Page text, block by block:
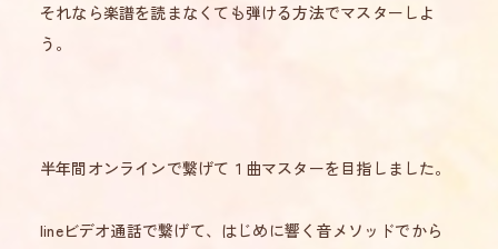
それなら楽譜を読まなくても弾ける方法でマスターしよ
う。
半年間オンラインで繋げて１曲マスターを目指しました。
lineビデオ通話で繋げて、はじめに響く音メソッドでから